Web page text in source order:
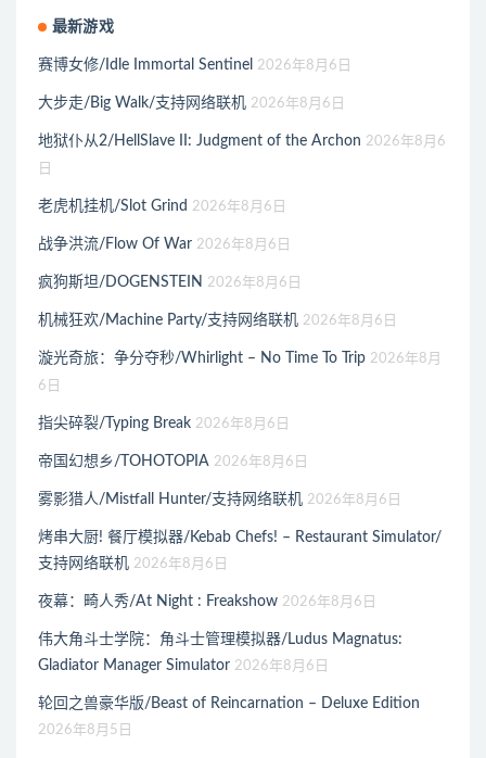
最新游戏
赛博女修/Idle Immortal Sentinel 2026年8月6日
大步走/Big Walk/支持网络联机 2026年8月6日
地狱仆从2/HellSlave II: Judgment of the Archon 2026年8月6
日
老虎机挂机/Slot Grind 2026年8月6日
战争洪流/Flow Of War 2026年8月6日
疯狗斯坦/DOGENSTEIN 2026年8月6日
机械狂欢/Machine Party/支持网络联机 2026年8月6日
漩光奇旅：争分夺秒/Whirlight – No Time To Trip 2026年8月
6日
指尖碎裂/Typing Break 2026年8月6日
帝国幻想乡/TOHOTOPIA 2026年8月6日
雾影猎人/Mistfall Hunter/支持网络联机 2026年8月6日
烤串大厨! 餐厅模拟器/Kebab Chefs! – Restaurant Simulator/
支持网络联机 2026年8月6日
夜幕：畸人秀/At Night : Freakshow 2026年8月6日
伟大角斗士学院：角斗士管理模拟器/Ludus Magnatus:
Gladiator Manager Simulator 2026年8月6日
轮回之兽豪华版/Beast of Reincarnation – Deluxe Edition
2026年8月5日